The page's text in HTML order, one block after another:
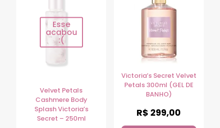
Esse
acabou
:(
Velvet Petals
Cashmere Body
Splash Victoria’s
Secret – 250ml
Victoria’s Secret Velvet
Petals 300ml (GEL DE
BANHO)
R$ 299,00